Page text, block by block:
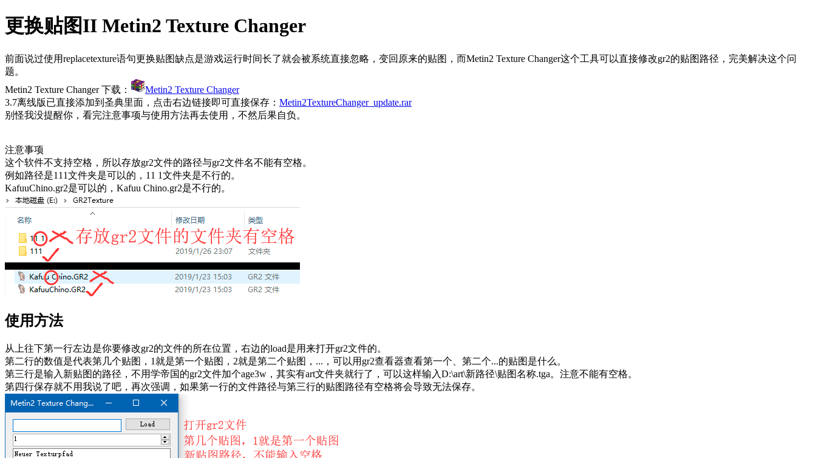
更换贴图II Metin2 Texture Changer
前面说过使用replacetexture语句更换贴图缺点是游戏运行时间长了就会被系统直接忽略，变回原来的贴图，而Metin2 Texture Changer这个工具可以直接修改gr2的贴图路径，完美解决这个问
题。
Metin2 Texture Changer 下载：
Metin2 Texture Changer
3.7离线版已直接添加到圣典里面，点击右边链接即可直接保存： Metin2TextureChanger_update.rar
别怪我没提醒你，看完注意事项与使用方法再去使用，不然后果自负。
注意事项
这个软件不支持空格 ，所以存放gr2文件的路径与gr2文件名不能有空格。
例如路径是111文件夹是可以的，11 1文件夹是不行的。
KafuuChino.gr2是可以的，Kafuu Chino.gr2是不行的。
使用方法
从上往下第一行左边是你要修改gr2的文件的所在位置，右边的load是用来打开gr2文件的。
第二行的数值是代表第几个贴图，1就是第一个贴图，2就是第二个贴图，...，可以用gr2查看器查看第一个、第二个...的贴图是什么。
第三行是输入新贴图的路径，不用学帝国的gr2文件加个age3w，其实有art文件夹就行了，可以这样输入D:\art\新路径\贴图名称.tga。注意不能有空格。
第四行保存就不用我说了吧，再次强调，如果第一行的文件路径与第三行的贴图路径有空格将会导致无法保存。